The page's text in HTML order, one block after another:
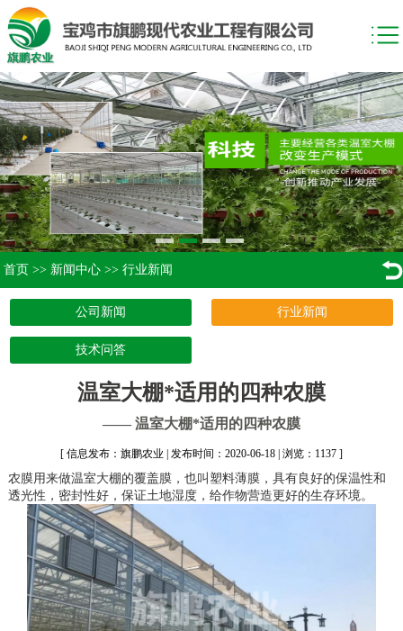
首页 >> 新闻中心 >> 行业新闻
公司新闻 行业新闻
技术问答
温室大棚*适用的四种农膜
—— 温室大棚*适用的四种农膜
[ 信息发布：旗鹏农业 | 发布时间：2020-06-18 | 浏览：1137 ]
农膜用来做温室大棚的覆盖膜，也叫塑料薄膜，具有良好的保温性和
透光性，密封性好，保证土地湿度，给作物营造更好的生存环境。